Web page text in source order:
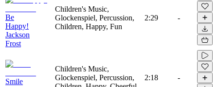
Be
Happy!
Jackson
Frost
Children's Music,
Glockenspiel, Percussion,
Children, Happy, Fun
2:29 -
Smile
Children's Music,
Glockenspiel, Percussion,
2:18 -